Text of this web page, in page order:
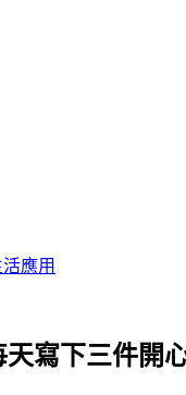
應用
寫下三件開